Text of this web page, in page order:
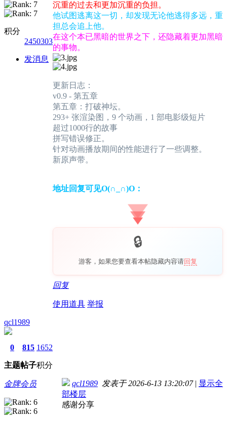
积分
2450303
发消息
沉重的过去和更加沉重的负担。
他试图逃离这一切，却发现无论他逃得多远，重
担总会追上他。
在这个本已黑暗的世界之下，还隐藏着更加黑暗
的事物。
更新日志：
v0.9 - 第五章
第五章：打破神坛。
293+ 张渲染图，9 个动画，1 部电影级短片
超过1000行的故事
拼写错误修正。
针对动画播放期间的性能进行了一些调整。
新原声带。
地址回复可见O(∩_∩)O：
游客，如果您要查看本帖隐藏内容请回复
回复
使用道具 举报
qcl1989
0
主题
815
帖子
1652
积分
金牌会员 qcl1989 发表于 2026-6-13 13:20:07 | 显示全
部楼层
感谢分享